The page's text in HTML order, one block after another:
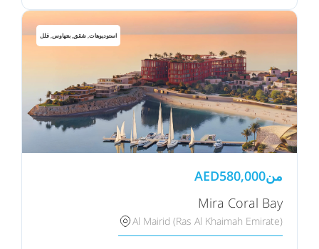
استوديوهات, شقق, بنتهاوس, فلل
من AED580,000
Mira Coral Bay
Al Mairid (Ras Al Khaimah Emirate)